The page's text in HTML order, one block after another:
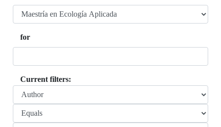
for
Current filters: